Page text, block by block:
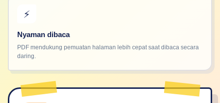
⚡
Nyaman dibaca
PDF mendukung pemuatan halaman lebih cepat saat dibaca secara
daring.